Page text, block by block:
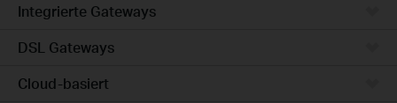
Integrierte Gateways
DSL Gateways
Cloud-basiert